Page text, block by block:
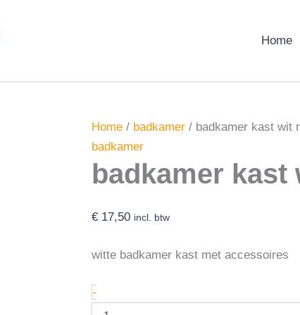
Home
Home / badkamer / badkamer kast wit
badkamer
badkamer kast
€ 17,50 incl. btw
witte badkamer kast met accessoires
-